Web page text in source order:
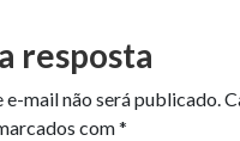
resposta
e-mail não será publicado.
com*